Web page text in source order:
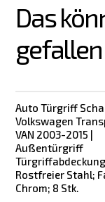
Das
gefallen
Auto Türgriff
Volkswagen
VAN 2003-2015 |
Außentürgriff
Rostfreier Stahl;
Chrom; 8 Stk.